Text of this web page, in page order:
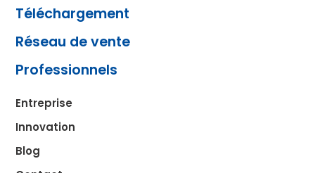
Téléchargement
Réseau de vente
Professionnels
Entreprise
Innovation
Blog